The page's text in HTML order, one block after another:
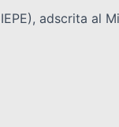
adscrita al